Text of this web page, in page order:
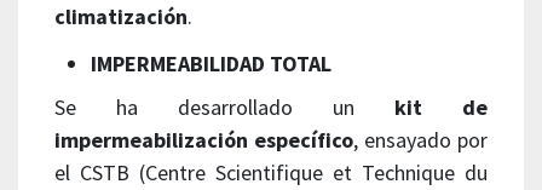
climatización.
IMPERMEABILIDAD TOTAL
Se ha desarrollado un kit de
impermeabilización específico, ensayado por
el CSTB (Centre Scientifique et Technique du